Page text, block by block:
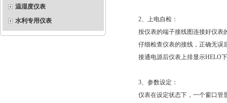
温湿度仪表
水利专用仪表
2、上电自检：
按仪表的端子接线图连接好仪表
仔细检查仪表的接线，正确无误
接通电源后仪表上排显示HELO下
3、参数设定：
仪表在设定状态下，一个窗口管